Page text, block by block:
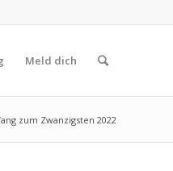
Meld dich
zum Zwanzigsten 2022